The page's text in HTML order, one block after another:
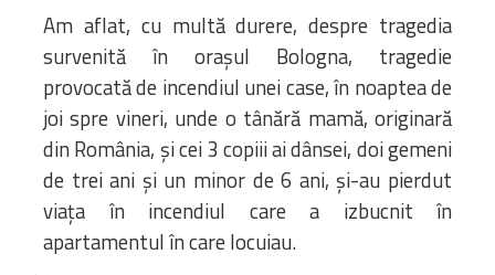
della”famiglia” della
diocesi
CSDE
La Parola del Vescovo
Lectura Lunii
Prezentarea
Parohiilor
Am aflat, cu multă durere, despre tragedia
survenită în orașul Bologna, tragedie
provocată de incendiul unei case, în noaptea de
joi spre vineri, unde o tânără mamă, originară
din România, și cei 3 copiii ai dânsei, doi gemeni
de trei ani și un minor de 6 ani, și-au pierdut
viața în incendiul care a izbucnit în
apartamentul în care locuiau.